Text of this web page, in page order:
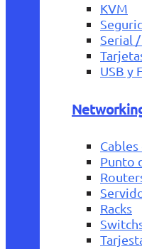
KVM
Serial
USB y
Punto
Racks